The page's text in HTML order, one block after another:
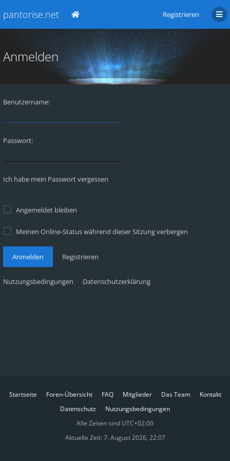
pantorise.net Registrieren
Anmelden
Benutzername:
Passwort:
Ich habe mein Passwort vergessen
Angemeldet bleiben
Meinen Online-Status während dieser Sitzung verbergen
Anmelden Registrieren
Nutzungsbedingungen Datenschutzerklärung
Startseite Foren-Übersicht FAQ Mitglieder Das Team
Kontakt
Datenschutz
Nutzungsbedingungen
Alle Zeiten sind UTC+02:00
Aktuelle Zeit: 7. August 2026, 22:07